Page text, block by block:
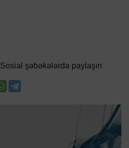
Sosial şəbəkələrdə paylaşın